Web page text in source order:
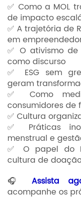
✅ Como a MOL
de impacto
✅ A trajetória de
em
✅ O ativismo
como discurso
✅ ESG sem
geram
✅ Como
consumidores de
✅ Cultura
✅ Práticas
menstrual e
✅ O papel do
cultura de
🎧 Assista
acompanhe os